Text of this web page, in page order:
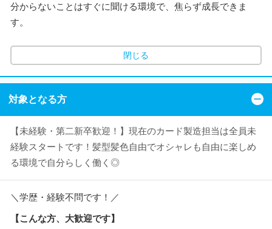
分からないことはすぐに聞ける環境で、焦らず成長できま
す。
閉じる
対象となる方
【未経験・第二新卒歓迎！】現在のカード製造担当は全員未
経験スタートです！髪型髪色自由でオシャレも自由に楽しめ
る環境で自分らしく働く◎
＼学歴・経験不問です！／
【こんな方、大歓迎です】